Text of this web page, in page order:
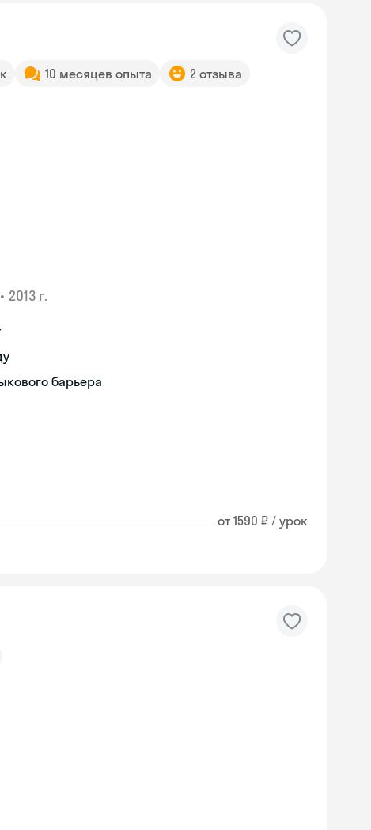
10 месяцев опыта 2 отзыва
• 2013 г.
барьера
от 1590 ₽ / урок